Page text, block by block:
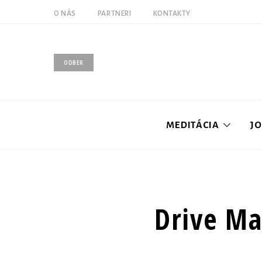
O NÁS PARTNERI KONTAKTY
ODBER
MEDITÁCIA
Drive